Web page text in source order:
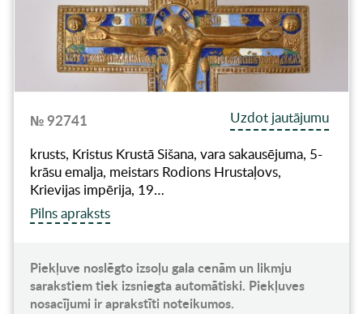
№ 92741
Uzdot jautājumu
krusts, Kristus Krustā Sišana, vara sakausējuma, 5-
krāsu emalja, meistars Rodions Hrustaļovs,
Krievijas impērija, 19…
Pilns apraksts
Piekļuve noslēgto izsoļu gala cenām un likmju
sarakstiem tiek izsniegta automātiski. Piekļuves
nosacījumi ir aprakstīti noteikumos.